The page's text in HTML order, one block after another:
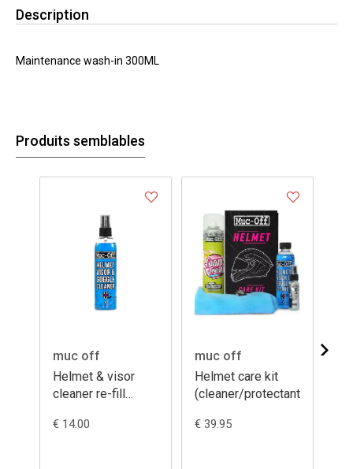
Description
Maintenance wash-in 300ML
Produits semblables
muc off
Helmet & visor
cleaner re-fill
€ 14.00
muc off
Helmet care kit
(cleaner/protectant)
€ 39.95